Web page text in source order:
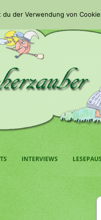
INTERVIEWS
der Verwendung von